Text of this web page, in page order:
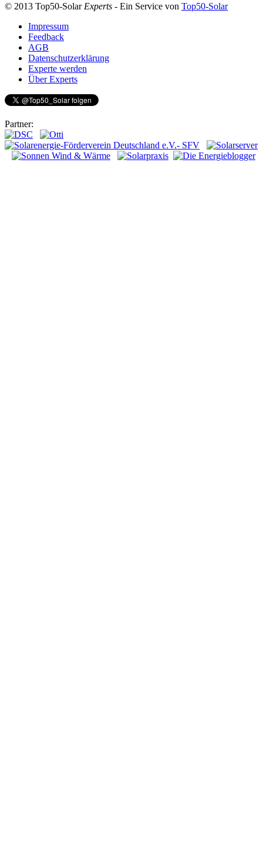
© 2013 Top50-Solar Experts - Ein Service von Top50-Solar
Impressum
Feedback
AGB
Datenschutzerklärung
Experte werden
Über Experts
Partner: